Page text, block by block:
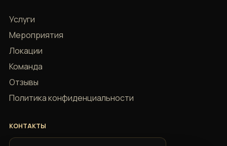
Услуги
Мероприятия
Локации
Команда
Отзывы
Политика конфиденциальности
КОНТАКТЫ